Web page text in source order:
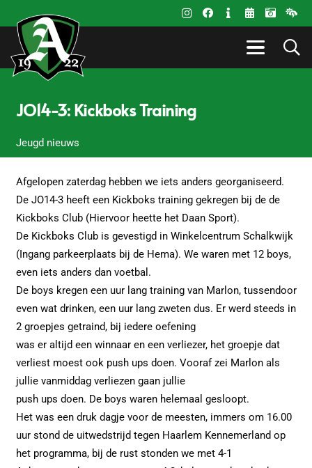
JO14-3: Kickboks Training
Jeugd nieuws
Afgelopen zaterdag hebben we iets anders georganiseerd.
De JO14-3 heeft een Kickboks training gekregen bij de de
Kickboks Club (Hiervoor heette het Daan Sport).
De Kickboks Club is gevestigd in Winkelcentrum Schalkwijk
(Ingang parkeerplaats bij de Hema). We waren met 12 boys,
even iets anders dan voetbal.
De boys kregen een uur lang training van Marlon, tussendoor
even wat drinken, een uur lang zweten dus. Er werd steeds in
2 groepjes getraind, bij iedere oefening
was er altijd een winnaar en een verliezer, het groepje dat
verliest moest ook push ups doen. Vooraf zei Marlon als
jullie vanmiddag verliezen gaan jullie
push ups doen. De boys waren helemaal gesloopt.
Het was een druk dagje voor de meesten, immers om 16.00
uur stond de uitwedstrijd tegen Haarlem Kennemerland op
het programma, bij de rust stonden we met 4-1